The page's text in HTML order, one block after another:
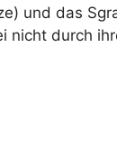
und das
nicht durch